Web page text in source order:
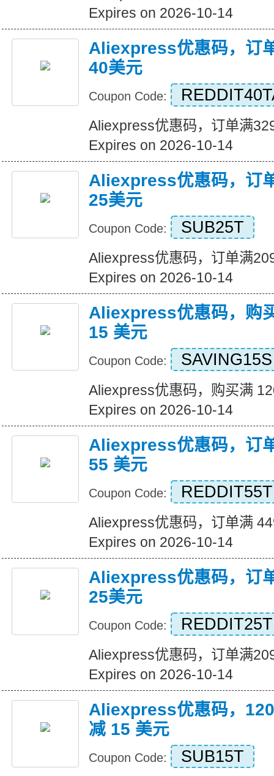
Expires on 2026-10-14
Aliexpress优惠码，订
40美元
Coupon Code:
Aliexpress优惠码，订单满
Expires on 2026-10-14
Aliexpress优惠码，订
25美元
Coupon Code: SUB25T
Aliexpress优惠码，订单满
Expires on 2026-10-14
Aliexpress优惠码，购
15 美元
Coupon Code: SAVING15S
Aliexpress优惠码，购买满
Expires on 2026-10-14
Aliexpress优惠码，订
55 美元
Coupon Code: REDDIT55T
Aliexpress优惠码，订单满
Expires on 2026-10-14
Aliexpress优惠码，订
25美元
Coupon Code: REDDIT25T
Aliexpress优惠码，订单满
Expires on 2026-10-14
Aliexpress优惠码，
减 15 美元
Coupon Code: SUB15T